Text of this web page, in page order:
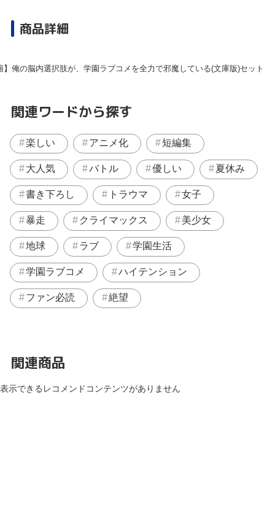
商品詳細
】俺の脳内選択肢が、学園ラブコメを全力で邪魔している(文庫版)セット
関連ワードから探す
楽しい アニメ化 短編集
大人気 バトル 優しい 夏休み
書き下ろし トラウマ 女子
暴走 クライマックス 美少女
地球 ラブ 学園生活
学園ラブコメ ハイテンション
ファン必読 絶望
関連商品
表示できるレコメンドコンテンツがありません